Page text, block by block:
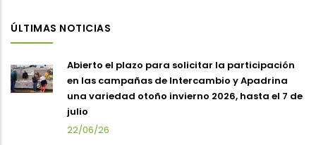
ÚLTIMAS NOTICIAS
Abierto el plazo para solicitar la participación
en las campañas de Intercambio y Apadrina
una variedad otoño invierno 2026, hasta el 7 de
julio
22/06/26